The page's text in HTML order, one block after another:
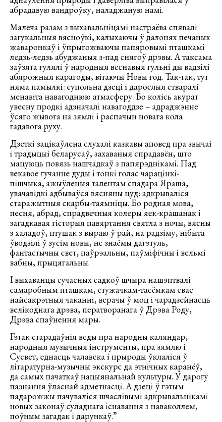
абрадавую вандроўку, наладжаную намі.
Малеча разам з выхавальніцамі настраёва спявалі
загукальныя вясноўкі, калыхаючы ў далонях печаных
жаваронкаў і ўпрыгожваючы папяровымі пташкамі
ледзь-ледзь абуджаныя з-пад снягоў дрэвы. А таксама
заўзята гулялі ў народныя веснавыя гульні ды вадзілі
абярожныя карагоды, вітаючы Новы год. Так-так, тут
няма памылкі: супольна дзеці і дарослыя стваралі
менавіта навагоднюю атмасферу. Бо колісь акурат
увесну продкі адзначалі навагоддзе – адраджэнне
ўсяго жывога на зямлі і распачын новага кола
гадавога руху.
Дзеткі зацікаўлена слухалі казкавы аповед пра звычаі
і традыцыі беларусаў, захаваныя спрадавён, што
мацуюць повязь нашчадкаў з папярэднікамі. Пад
векавое гучанне дуды і тонкі голас чарацінкі-
пішчыка, ажыўленыя талентам спадара Яраша,
увачавідкі адбываўся вясняны цуд: адкрываліся
старажытныя скарбы-таямніцы. Бо родная мова,
песня, абрад, спрадвечныя колеры яек-крашанак і
загадкавая гісторыя павяртання святла з ночы, вясны
з халадоў, птушак з выраю ў рай, на радзіму, нібыта
ўводзілі ў зусім новы, не знаёмы дагэтуль,
фантастычны свет, паўрэальны, паўміфічны і вельмі
вабны, прыцягальны.
І выхаванцы сучасных садкоў шчыра нашэптвалі
самаробным пташкам, стужачкам-тасёмкам свае
найсакрэтныя чаканні, верачы ў моц і чарадзейнасць
велікоднага дрэва, ператворанага ў Дрэва Роду,
Дрэва спаўнення мары.
Гэтак старадаўнія веды пра народны каляндар,
народныя музычныя інструменты, пра зямлю і
Сусвет, еднасць чалавека і прыроды ўклаліся ў
літаратурна-музычны экскурс да этнічных каранёў,
да самых пачаткаў нацыянальнай культуры. У дарогу
пазнання ўласнай адметнасці. А дзеці ў гэтым
падарожжы пачуваліся шчаслівымі адкрывальнікамі
новых законаў суладнага існавання з наваколлем,
поўным загадак і дарункаў.”